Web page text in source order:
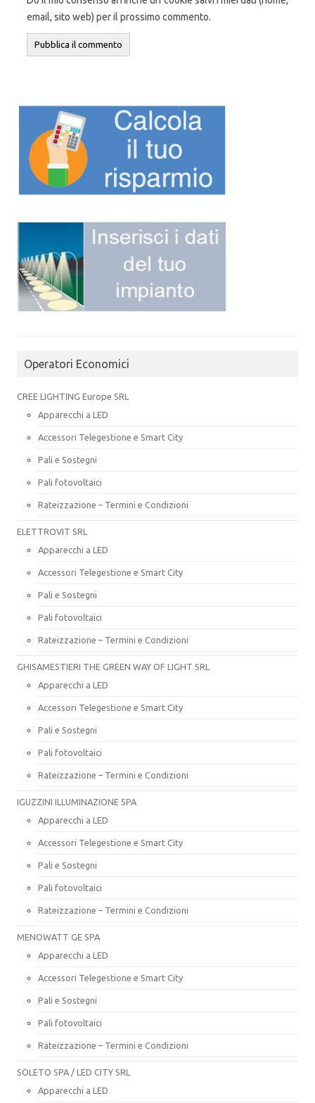
email, sito web) per il prossimo commento.
Operatori Economici
CREE LIGHTING Europe SRL
Apparecchi a LED
Accessori Telegestione e Smart City
Pali e Sostegni
Pali fotovoltaici
Rateizzazione – Termini e Condizioni
ELETTROVIT SRL
Apparecchi a LED
Accessori Telegestione e Smart City
Pali e Sostegni
Pali fotovoltaici
Rateizzazione – Termini e Condizioni
GHISAMESTIERI THE GREEN WAY OF LIGHT SRL
Apparecchi a LED
Accessori Telegestione e Smart City
Pali e Sostegni
Pali fotovoltaici
Rateizzazione – Termini e Condizioni
IGUZZINI ILLUMINAZIONE SPA
Apparecchi a LED
Accessori Telegestione e Smart City
Pali e Sostegni
Pali fotovoltaici
Rateizzazione – Termini e Condizioni
MENOWATT GE SPA
Apparecchi a LED
Accessori Telegestione e Smart City
Pali e Sostegni
Pali fotovoltaici
Rateizzazione – Termini e Condizioni
SOLETO SPA / LED CITY SRL
Apparecchi a LED